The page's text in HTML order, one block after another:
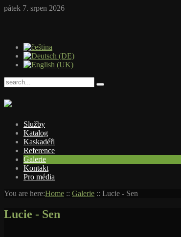
pátek 7. srpen 2026
Služby
Katalog
Kaskadéři
Reference
Galerie
Kontakt
Pro média
You are here:Home :: Galerie :: Lucie - Sen
Lucie - Sen